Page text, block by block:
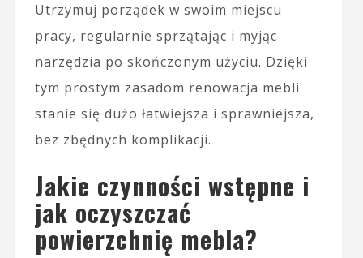
Utrzymuj porządek w swoim miejscu
pracy, regularnie sprzątając i myjąc
narzędzia po skończonym użyciu. Dzięki
tym prostym zasadom renowacja mebli
stanie się dużo łatwiejsza i sprawniejsza,
bez zbędnych komplikacji.
Jakie czynności wstępne i
jak oczyszczać
powierzchnię mebla?